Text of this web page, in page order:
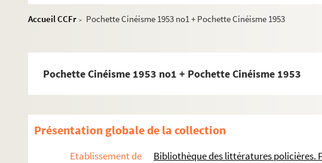
Accueil CCFr >
Pochette Cinéisme 1953 no1 + Pochette Cinéisme 1953
Pochette Cinéisme 1953 no1 + Pochette Cinéisme 1953
Présentation globale de la collection
Etablissement de
Bibliothèque des littératures policières.
LEB11. Boîte Double Almanach 1983
LEB12. Boîte Iconographie - Photos films - Articles - Dessins humour